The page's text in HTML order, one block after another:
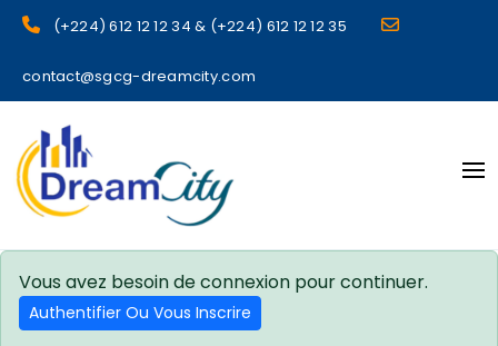
(+224) 612 12 12 34 & (+224) 612 12 12 35
contact@sgcg-dreamcity.com
sgcg dreamcity
Vous avez besoin de connexion pour continuer.
Authentifier Ou Vous Inscrire